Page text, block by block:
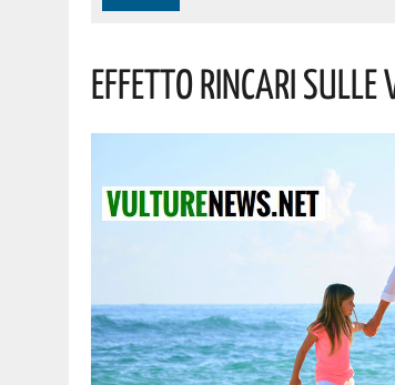
6 AGOSTO 2026 | OGGI, GIORNO DELLA TRASFIGURAZIONE DI
Effetto Rincari Sulle